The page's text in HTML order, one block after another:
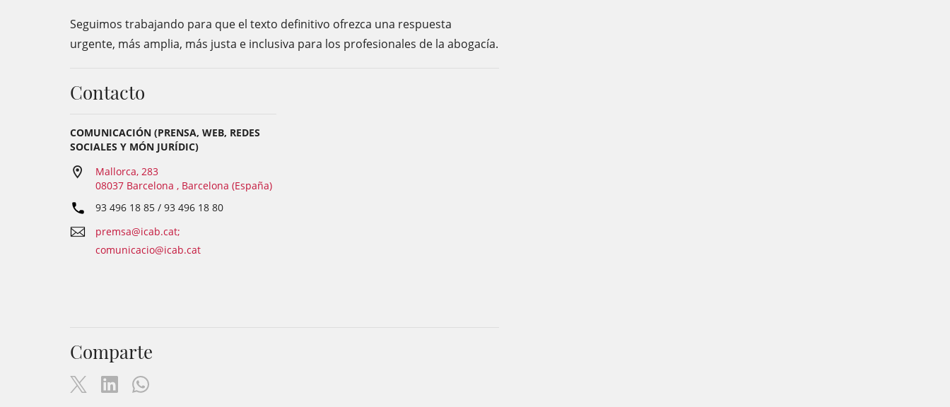
Seguimos trabajando para que el texto definitivo ofrezca una respuesta
urgente, más amplia, más justa e inclusiva para los profesionales de la abogacía.
Contacto
COMUNICACIÓN (PRENSA, WEB, REDES
SOCIALES Y MÓN JURÍDIC)
Mallorca, 283
08037 Barcelona , Barcelona (España)
93 496 18 85 / 93 496 18 80
premsa@icab.cat;
comunicacio@icab.cat
Comparte